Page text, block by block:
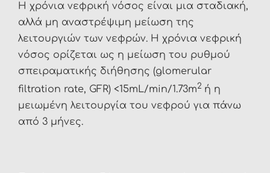
Η χρόνια νεφρική νόσος είναι μια σταδιακή,
αλλά μη αναστρέψιμη μείωση της
λειτουργιών των νεφρών. Η χρόνια νεφρική
νόσος ορίζεται ως η μείωση του ρυθμού
σπειραματικής διήθησης (glomerular
filtration rate, GFR) <15mL/min/1.73m2 ή η
μειωμένη λειτουργία του νεφρού για πάνω
από 3 μήνες.